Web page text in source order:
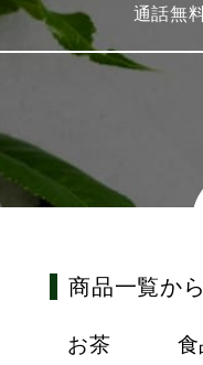
通話無
商品一覧か
お茶 食